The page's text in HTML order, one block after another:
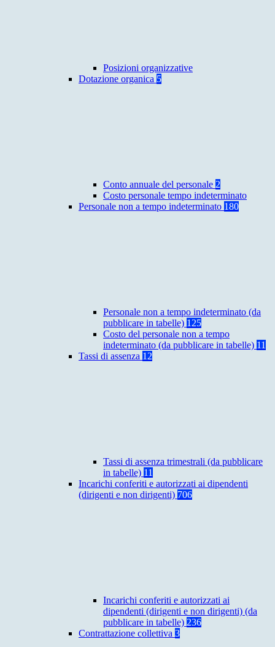
Posizioni organizzative
Dotazione organica 5
Conto annuale del personale 2
Costo personale tempo indeterminato
Personale non a tempo indeterminato 180
Personale non a tempo indeterminato (da
pubblicare in tabelle) 125
Costo del personale non a tempo
indeterminato (da pubblicare in tabelle) 11
Tassi di assenza 12
Tassi di assenza trimestrali (da pubblicare
in tabelle) 11
Incarichi conferiti e autorizzati ai dipendenti
(dirigenti e non dirigenti) 706
Incarichi conferiti e autorizzati ai
dipendenti (dirigenti e non dirigenti) (da
pubblicare in tabelle) 236
Contrattazione collettiva 3